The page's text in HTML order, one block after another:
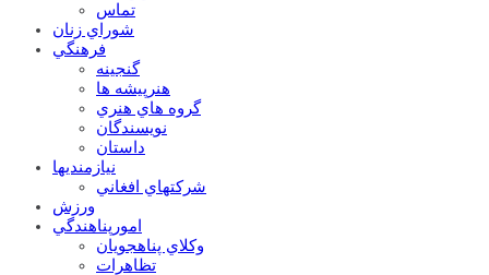
تماس
شوراي زنان
فرهنگي
گنجينه
هنرپيشه ها
گروه هاي هنري
نويسندگان
داستان
نيازمنديها
شرکتهاي افغاني
ورزش
امورپناهندگي
وکلاي پناهجويان
تظاهرات